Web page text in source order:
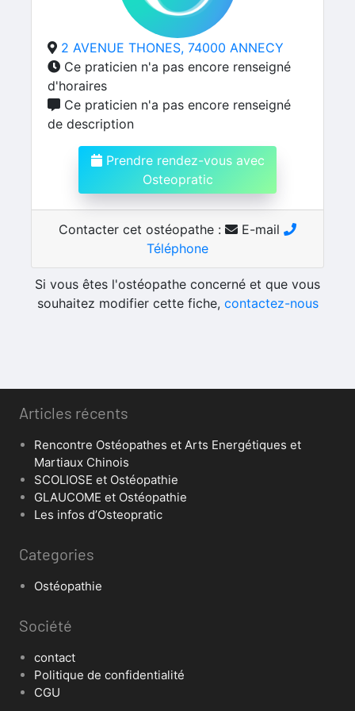
2 AVENUE THONES, 74000 ANNECY
Ce praticien n'a pas encore renseigné
d'horaires
Ce praticien n'a pas encore renseigné
de description
Prendre rendez-vous avec
Osteopratic
Contacter cet ostéopathe :
E-mail
Téléphone
Si vous êtes l'ostéopathe concerné et que vous
souhaitez modifier cette fiche, contactez-nous
Articles récents
Rencontre Ostéopathes et Arts Energétiques et
Martiaux Chinois
SCOLIOSE et Ostéopathie
GLAUCOME et Ostéopathie
Les infos d’Osteopratic
Categories
Ostéopathie
Société
contact
Politique de confidentialité
CGU